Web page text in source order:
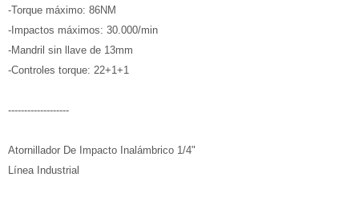
-Torque máximo: 86NM
-Impactos máximos: 30.000/min
-Mandril sin llave de 13mm
-Controles torque: 22+1+1
-------------------
Atornillador De Impacto Inalámbrico 1/4"
Línea Industrial